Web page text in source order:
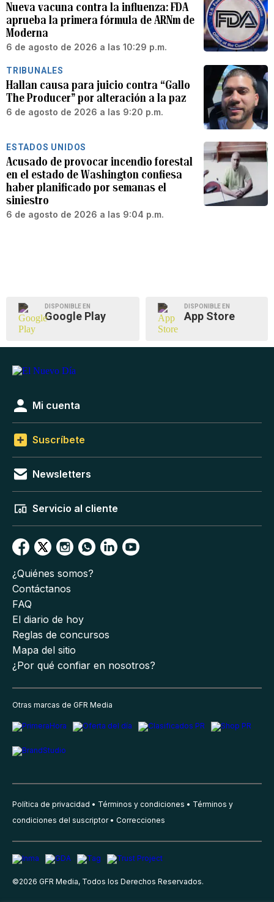
Nueva vacuna contra la influenza: FDA
aprueba la primera fórmula de ARNm de
Moderna
6 de agosto de 2026 a las 10:29 p.m.
TRIBUNALES
Hallan causa para juicio contra “Gallo
The Producer” por alteración a la paz
6 de agosto de 2026 a las 9:20 p.m.
ESTADOS UNIDOS
Acusado de provocar incendio forestal
en el estado de Washington confiesa
haber planificado por semanas el
siniestro
6 de agosto de 2026 a las 9:04 p.m.
DISPONIBLE EN
Google Play
DISPONIBLE EN
App Store
Mi cuenta
Suscríbete
Newsletters
Servicio al cliente
¿Quiénes somos?
Contáctanos
FAQ
El diario de hoy
Reglas de concursos
Mapa del sitio
¿Por qué confiar en nosotros?
Otras marcas de GFR Media
Política de privacidad Términos y condiciones
Términos y
condiciones del suscriptor
Correcciones
©2026 GFR Media, Todos los Derechos Reservados.